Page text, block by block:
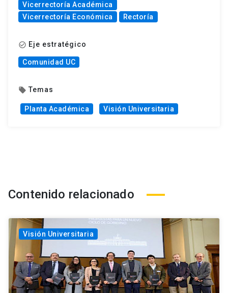
Vicerrectoría Académica
Vicerrectoría Económica
Rectoría
check_circle_outline Eje estratégico
Comunidad UC
local_offer Temas
Planta Académica Visión Universitaria
Contenido relacionado
Visión Universitaria